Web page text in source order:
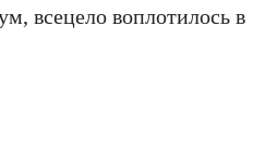
всецело воплотилось в